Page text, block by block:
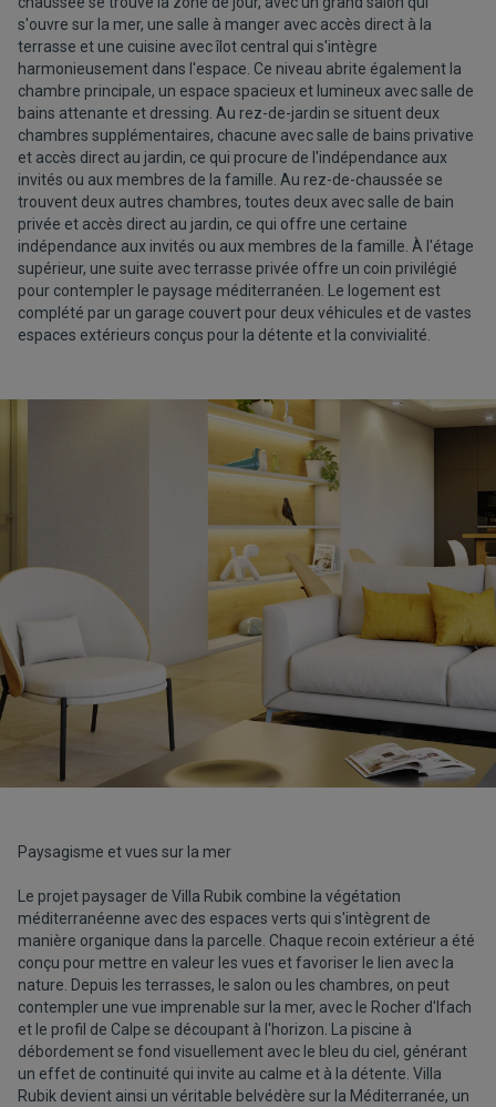
s'ouvre sur la mer, une salle à manger avec accès direct à la
terrasse et une cuisine avec îlot central qui s'intègre
harmonieusement dans l'espace. Ce niveau abrite également la
chambre principale, un espace spacieux et lumineux avec salle de
bains attenante et dressing. Au rez-de-jardin se situent deux
chambres supplémentaires, chacune avec salle de bains privative
et accès direct au jardin, ce qui procure de l'indépendance aux
invités ou aux membres de la famille. Au rez-de-chaussée se
trouvent deux autres chambres, toutes deux avec salle de bain
privée et accès direct au jardin, ce qui offre une certaine
indépendance aux invités ou aux membres de la famille. À l'étage
supérieur, une suite avec terrasse privée offre un coin privilégié
pour contempler le paysage méditerranéen. Le logement est
complété par un garage couvert pour deux véhicules et de vastes
espaces extérieurs conçus pour la détente et la convivialité.
Paysagisme et vues sur la mer
Le projet paysager de Villa Rubik combine la végétation
méditerranéenne avec des espaces verts qui s'intègrent de
manière organique dans la parcelle. Chaque recoin extérieur a été
conçu pour mettre en valeur les vues et favoriser le lien avec la
nature. Depuis les terrasses, le salon ou les chambres, on peut
contempler une vue imprenable sur la mer, avec le Rocher d'Ifach
et le profil de Calpe se découpant à l'horizon. La piscine à
débordement se fond visuellement avec le bleu du ciel, générant
un effet de continuité qui invite au calme et à la détente. Villa
Rubik devient ainsi un véritable belvédère sur la Méditerranée, un